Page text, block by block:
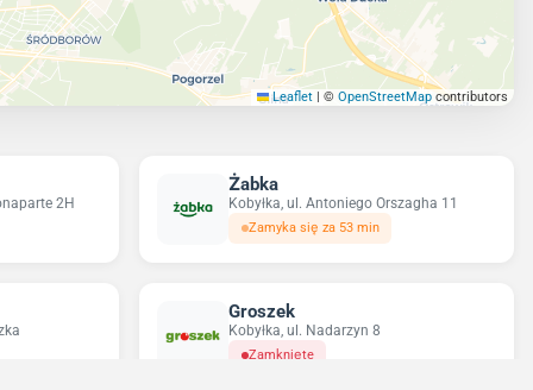
Leaflet | © OpenStreetMap contributors
2H
Żabka
Kobyłka, ul. Antoniego Orszagha 11
Zamyka się za 53 min
Groszek
Kobyłka, ul. Nadarzyn 8
Zamknięte